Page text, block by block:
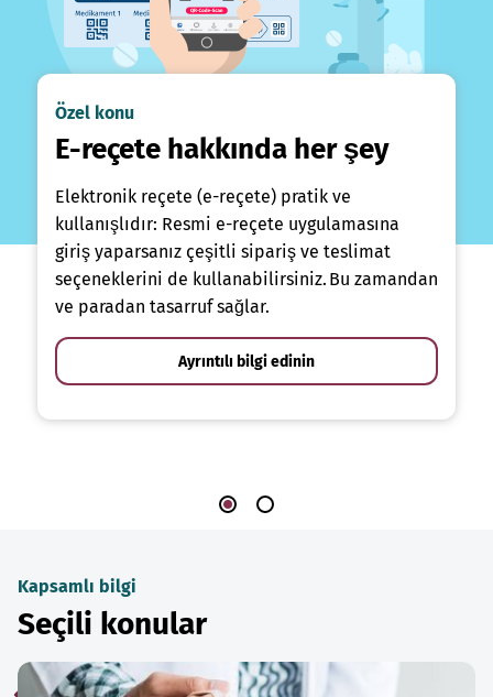
Özel konu
E-reçete hakkında her şey
Elektronik reçete (e-reçete) pratik ve
kullanışlıdır: Resmi e-reçete uygulamasına
giriş yaparsanız çeşitli sipariş ve teslimat
seçeneklerini de kullanabilirsiniz. Bu zamandan
ve paradan tasarruf sağlar.
Ayrıntılı bilgi edinin
Kapsamlı bilgi
Seçili konular